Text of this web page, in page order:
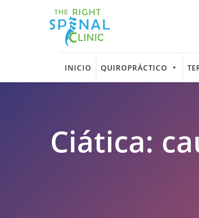
INICIO QUIROPRÁCTICO
Ciática: